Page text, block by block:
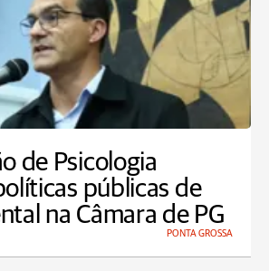
de Psicologia
públicas de
na Câmara de PG
PONTA GROSSA